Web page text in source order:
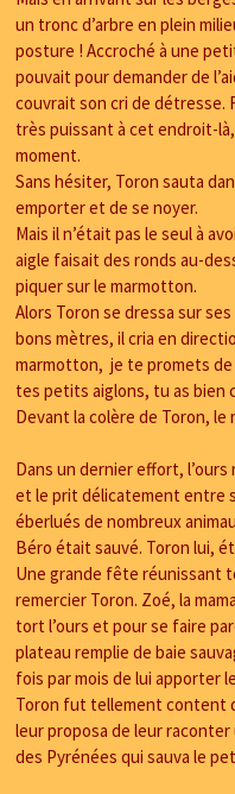
un tronc d’arbre en plein
posture ! Accroché à une
pouvait pour demander de
couvrait son cri de détresse.
très puissant à cet endroit-
moment.
Sans hésiter, Toron sauta
emporter et de se noyer.
Mais il n’était pas le seul à
aigle faisait des ronds au-
piquer sur le marmotton.
Alors Toron se dressa sur
bons mètres, il cria en
marmotton, je te promets de
tes petits aiglons, tu as bien
Devant la colère de Toron, le
Dans un dernier effort,
et le prit délicatement entre
éberlués de nombreux
Béro était sauvé. Toron lui,
Une grande fête réunissant
remercier Toron. Zoé, la
tort l’ours et pour se faire
plateau remplie de baie
fois par mois de lui apporter
Toron fut tellement content
leur proposa de leur
des Pyrénées qui sauva le